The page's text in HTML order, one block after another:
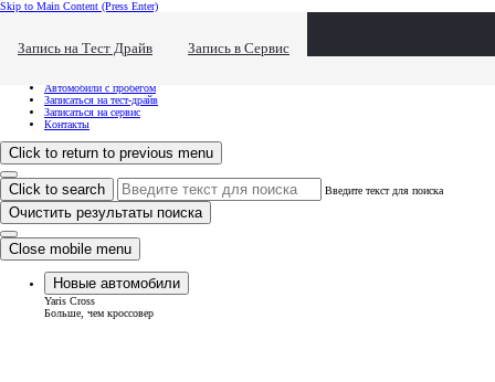
Skip to Main Content (Press Enter)
Запись на Тест Драйв Запись в Сервис
Хочу посмотреть... Click to close the reach out overlay
Автомобили с пробегом
Записаться на тест-драйв
Записаться на сервис
Контакты
Click to return to previous menu
Click to search Введите текст для поиска
Очистить результаты поиска
Close mobile menu
Новые автомобили
Yaris Cross
Больше, чем кроссовер